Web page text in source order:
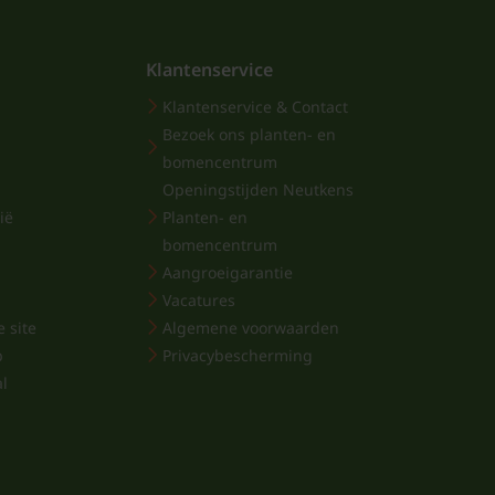
site
Klantenservice
Klantenservice & Contact
Bezoek ons planten- en
bomencentrum
Openingstijden Neutkens
Planten- en
bomencentrum
Aangroeigarantie
Vacatures
Algemene voorwaarden
Privacybescherming